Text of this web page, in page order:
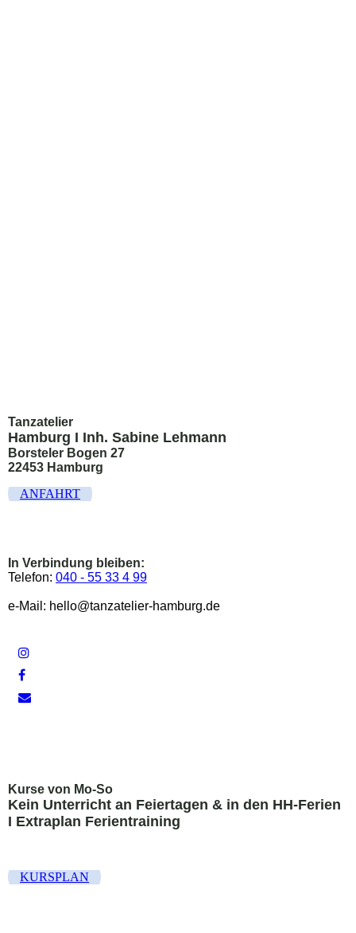
Tanzatelier
Hamburg I Inh. Sabine Lehmann
Borsteler Bogen 27
22453 Hamburg
ANFAHRT
In Verbindung bleiben:
Telefon: 040 - 55 33 4 99
e-Mail: hello@tanzatelier-hamburg.de
Kurse von Mo-So
Kein Unterricht an Feiertagen & in den HH-Ferien
I Extraplan Ferientraining
KURSPLAN